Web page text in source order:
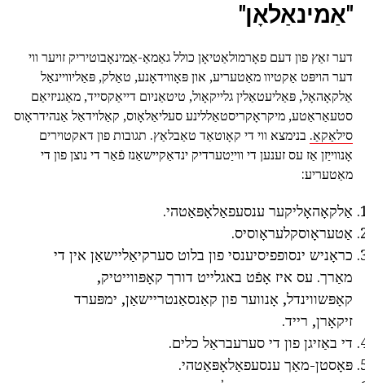
"אַמינאַלאָן"
דער זאַץ פון דעם פאָרמולאַטיאָן כולל גאַמאַ-אַמינאָבוטיריק זויער ווי
דער הויפּט אַקטיוו מאַטעריע, און פּאָווידאָנע, טאַלק, פּאַליוויינאַל
אַלקאָהאָל, פּאַליעטאַלין גלייקאָול, טיטאַניום דייאַקסייד, מאַגניזיאַם
סטעאַראַטע, מיקראָקריסטאַללינע סעליאַלאָוס, קאַלוידאַל אַנהידראָוס
סילאַקאַ. בנימצא ווי די קאָוטאַד טאַבלאַץ. תגובות פון דאקטוירים
אָנווייַזן אַז עס זענען די ווייַטערדיק ינדאַקיישאַנז פֿאַר די נוצן פון די
מאַטעריע:
אַלקאָהאָליקער ענסעפאַלאָפּאַטהי.
אַטעראָוסקלעראָוסיס.
כראָניש ינסופפיסיענסי פון בלוט סערקיאַליישאַן אין די
מאַרך. עס איז אָפֿט באגלייט דורך קאָפּווייטיק,
קאָפּשווינדל, אָנווער פון קאַנסאַנטריישאַן, ימפּערד
זיקאָרן, רייד.
די באַזיגן פון די סערעבראַל כלים.
פּאָסטן-מאַך ענסעפאַלאָפּאַטהי.